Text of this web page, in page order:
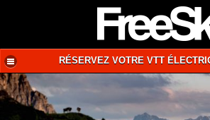
RÉSERVEZ VOTRE VTT